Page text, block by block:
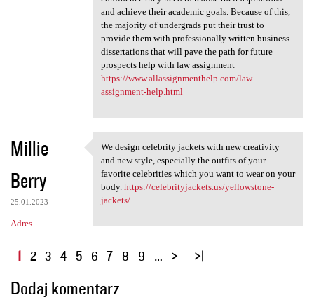
and achieve their academic goals. Because of this,
the majority of undergrads put their trust to
provide them with professionally written business
dissertations that will pave the path for future
prospects help with law assignment
https://www.allassignmenthelp.com/law-
assignment-help.html
Millie
Berry
25.01.2023
Adres
We design celebrity jackets
We design celebrity jackets with new creativity
and new style, especially the outfits of your
favorite celebrities which you want to wear on your
body. https://celebrityjackets.us/yellowstone-
jackets/
S
r
1 2 3 4 5 6 7 8 9 …
Dodaj komentarz